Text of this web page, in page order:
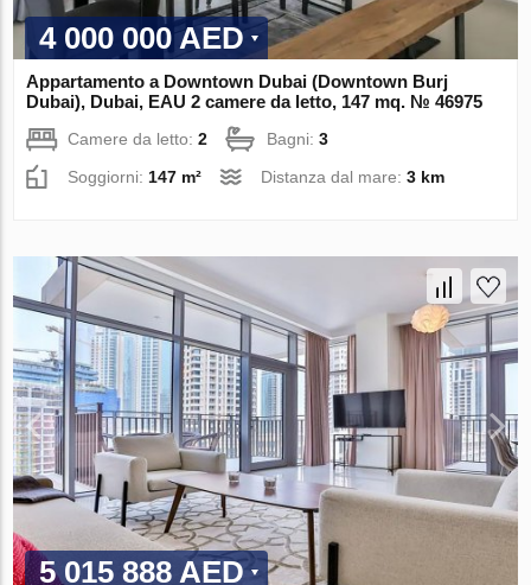
4 000 000 AED
Appartamento a Downtown Dubai (Downtown Burj
Dubai), Dubai, EAU 2 camere da letto, 147 mq. № 46975
Camere da letto:2 Bagni:3
Soggiorni: 147 m² Distanza dal mare:3 km
5 015 888 AED